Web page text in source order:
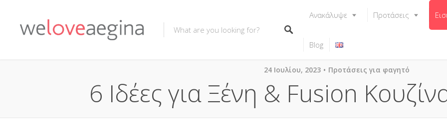
Ανακάλυψε Προτάσεις
Blog
24 Ιουλίου, 2023 Προτάσεις για φαγητό
6 Ιδέες για Ξένη & Fusion